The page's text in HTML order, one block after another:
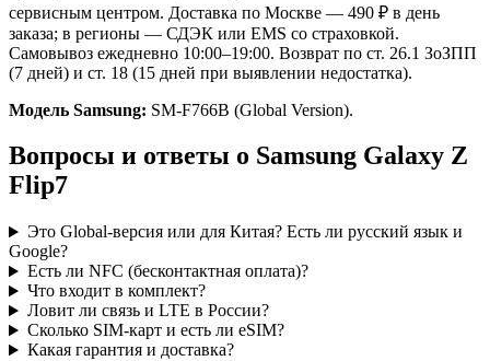
сервисным центром. Доставка по Москве — 490 ₽ в день
заказа; в регионы — СДЭК или EMS со страховкой.
Самовывоз ежедневно 10:00–19:00. Возврат по ст. 26.1 ЗоЗПП
(7 дней) и ст. 18 (15 дней при выявлении недостатка).
Модель Samsung: SM-F766B (Global Version).
Вопросы и ответы о Samsung Galaxy Z
Flip7
Это Global-версия или для Китая? Есть ли русский язык и
Google?
Есть ли NFC (бесконтактная оплата)?
Что входит в комплект?
Ловит ли связь и LTE в России?
Сколько SIM-карт и есть ли eSIM?
Какая гарантия и доставка?